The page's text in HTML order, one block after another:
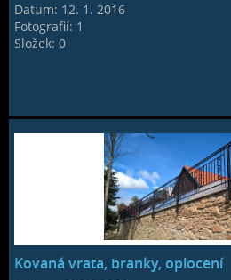
Datum: 12. 1. 2016
Fotografií: 1
Složek:0
Kovaná vrata, branky, oplocení